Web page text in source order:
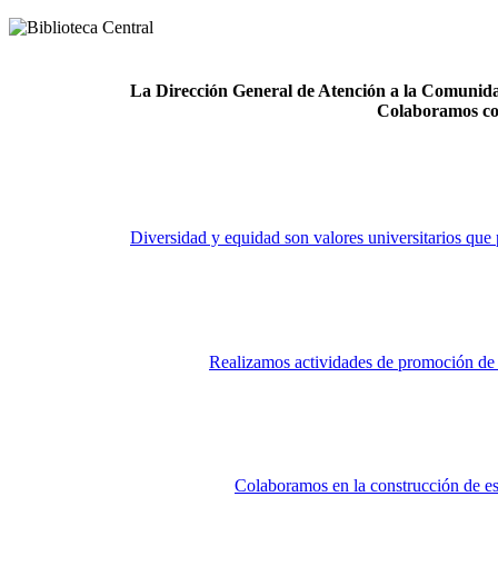
La Dirección General de Atención a la
Colaboramos
Diversidad y equidad son valores universitarios que
Realizamos actividades de promoción
Colaboramos en la construcción de